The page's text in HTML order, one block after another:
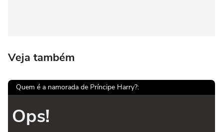
Veja também
Quem é a namorada de Príncipe Harry?:
Ops!